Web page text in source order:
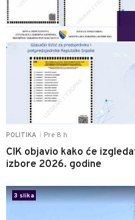
POLITIKA Pre 8 h
CIK objavio kako će
izbore 2026. godine
3 slika